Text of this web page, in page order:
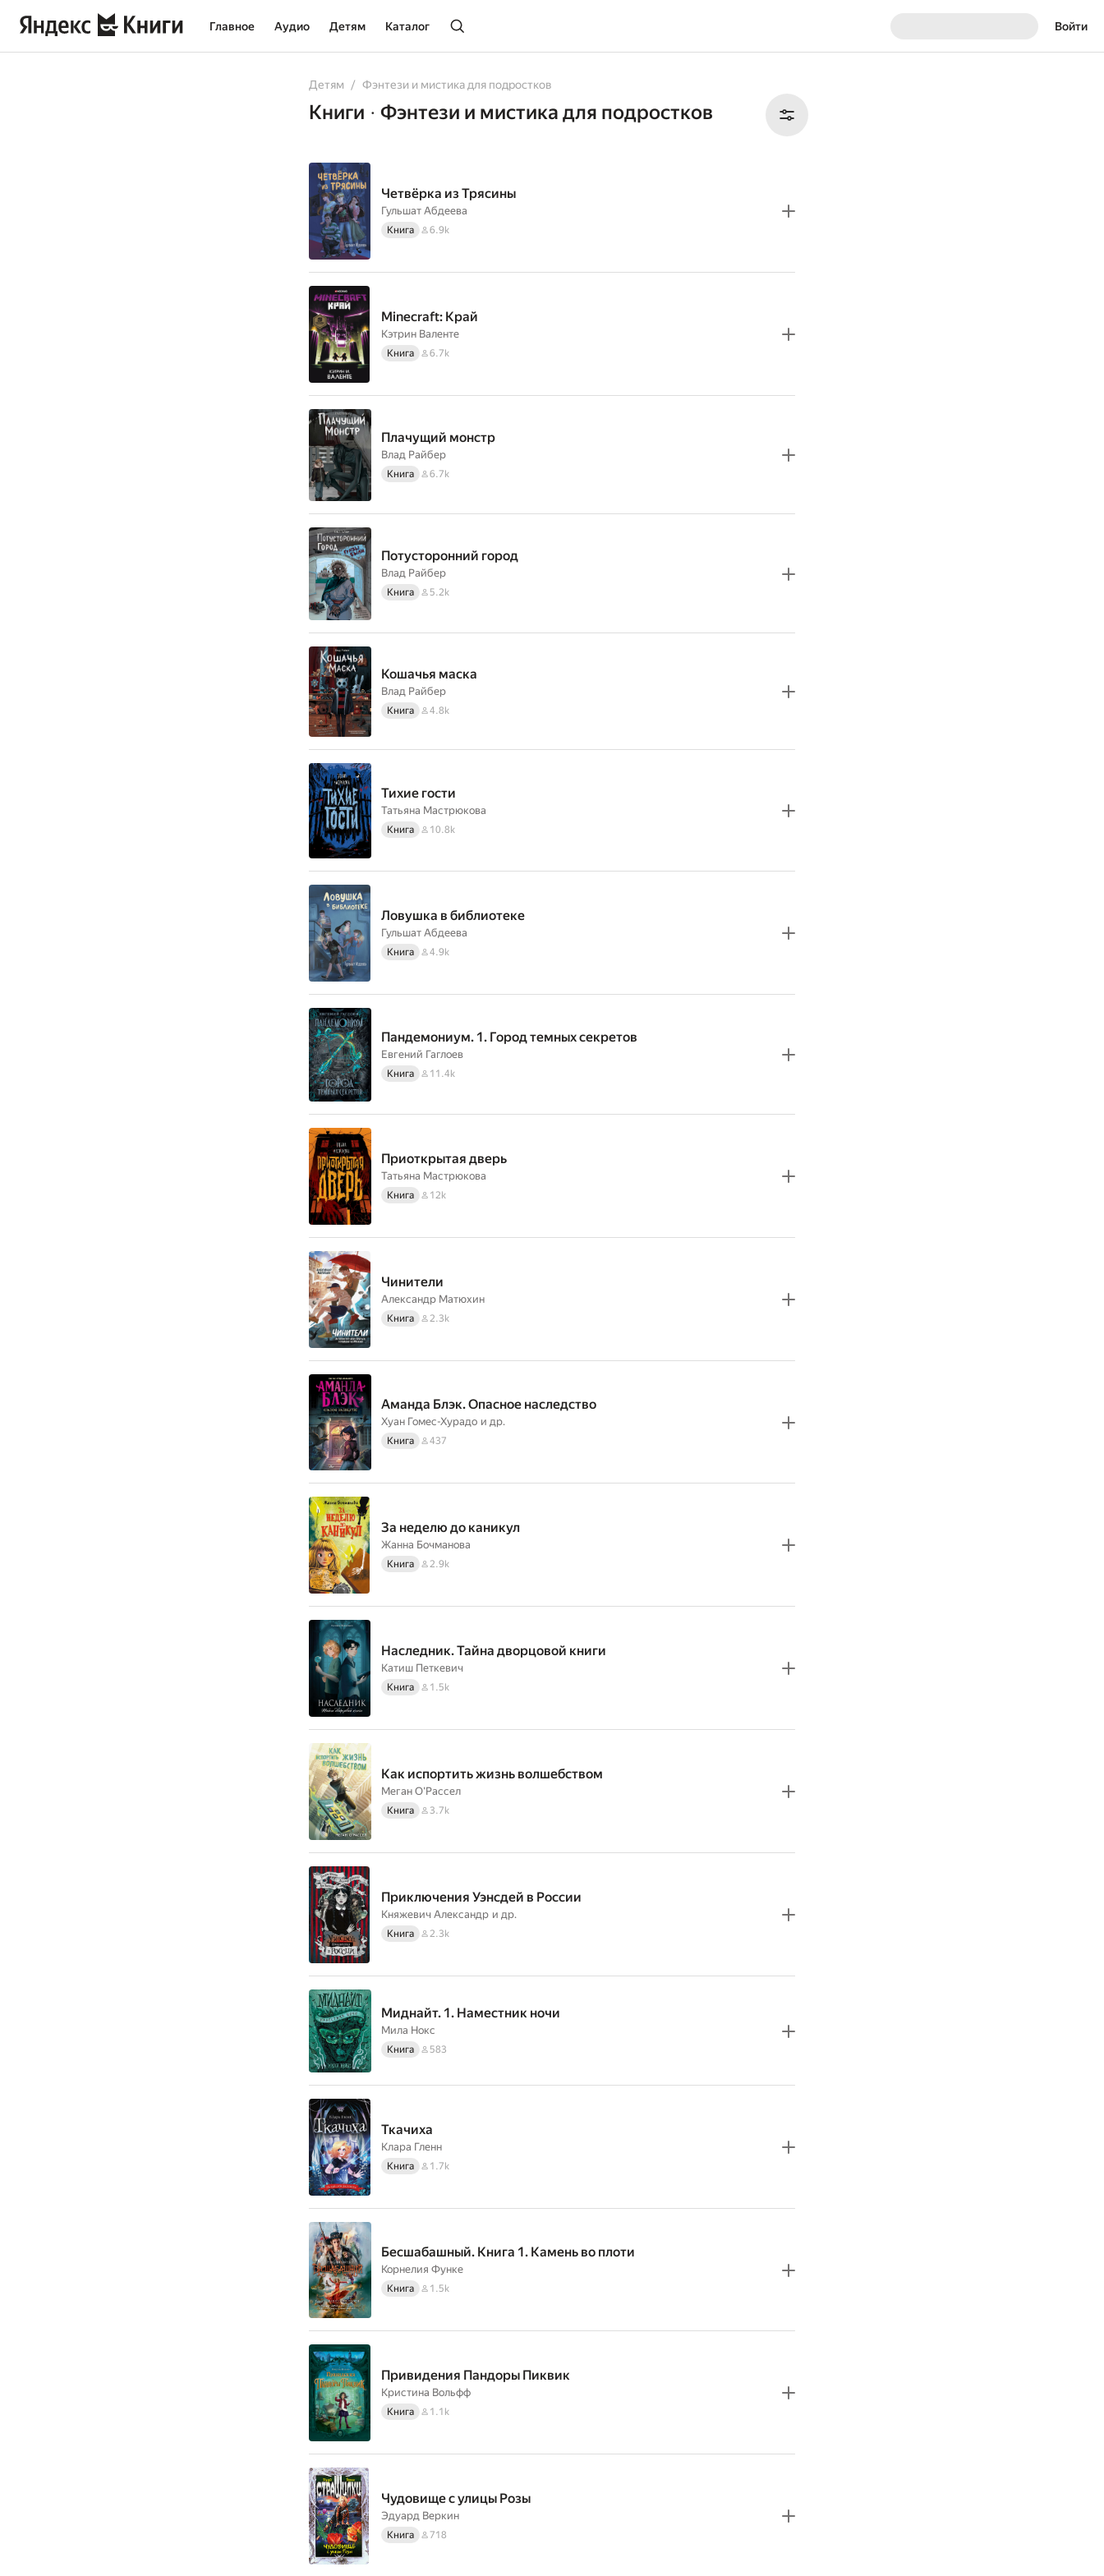
Главное Аудио Детям Каталог Войти
Детям Фэнтези и мистика для подростков
AllBooks
Книги • Фэнтези и мистика для подростков
Четвёрка из Трясины
Гульшат Абдеева
Книга 6.9k
Minecraft: Край
Кэтрин Валенте
Книга 6.7k
Плачущий монстр
Влад Райбер
Книга 6.7k
Потусторонний город
Влад Райбер
Книга 5.2k
Кошачья маска
Влад Райбер
Книга 4.8k
Тихие гости
Татьяна Мастрюкова
Книга 10.8k
Ловушка в библиотеке
Гульшат Абдеева
Книга 4.9k
Пандемониум. 1. Город темных секретов
Евгений Гаглоев
Книга 11.4k
Приоткрытая дверь
Татьяна Мастрюкова
Книга 12k
Чинители
Александр Матюхин
Книга 2.3k
Аманда Блэк. Опасное наследство
Хуан Гомес-Хурадо и др.
Книга 437
За неделю до каникул
Жанна Бочманова
Книга 2.9k
Наследник. Тайна дворцовой книги
Катиш Петкевич
Книга 1.5k
Как испортить жизнь волшебством
Меган О'Рассел
Книга 3.7k
Приключения Уэнсдей в России
Княжевич Александр и др.
Книга 2.3k
Миднайт. 1. Наместник ночи
Мила Нокс
Книга 583
Ткачиха
Клара Гленн
Книга 1.7k
Бесшабашный. Книга 1. Камень во плоти
Корнелия Функе
Книга 1.5k
Привидения Пандоры Пиквик
Кристина Вольфф
Книга 1.1k
Чудовище с улицы Розы
Эдуард Веркин
Книга 718